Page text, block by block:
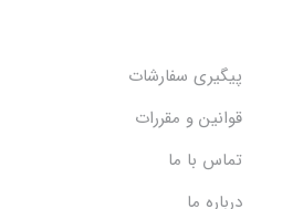
پیگیری سفارشات
قوانین و مقررات
تماس با ما
درباره ما